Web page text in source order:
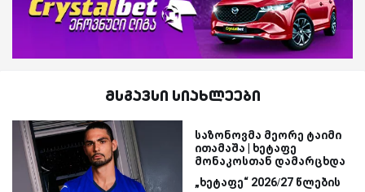
მსგავსი სიახლეები
საზონოვმა მეორე ტაიმი
ითამაშა | ხეტაფე
მონაკოსთან დამარცხდა
„ხეტაფე“ 2026/27 წლების